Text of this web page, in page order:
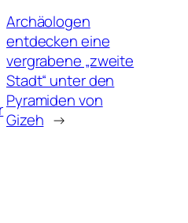
Archäologen
entdecken eine
vergrabene „zweite
Stadt“ unter den
Pyramiden von
Gizeh →